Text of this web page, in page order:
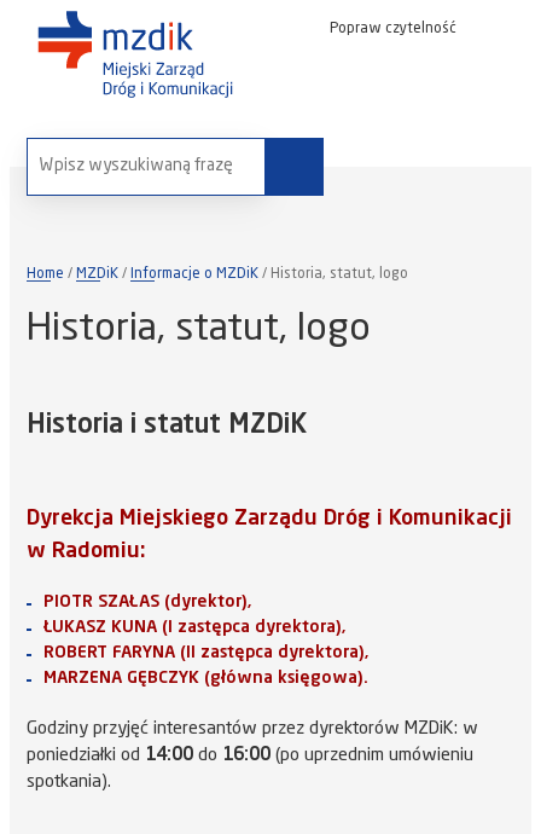
Popraw czytelność
wyszukaj na stronie:
Home MZDiK Informacje o MZDiK Historia, statut, logo
Historia, statut, logo
Historia i statut MZDiK
Dyrekcja Miejskiego Zarządu Dróg i Komunikacji
w Radomiu:
PIOTR SZAŁAS (dyrektor),
ŁUKASZ KUNA (I zastępca dyrektora),
ROBERT FARYNA (
II zastępca dyrektora),
MARZENA GĘBCZYK (główna księgowa).
Godziny przyjęć interesantów przez dyrektorów MZDiK: w
poniedziałki od 14:00 do 16:00 (po uprzednim umówieniu
spotkania).